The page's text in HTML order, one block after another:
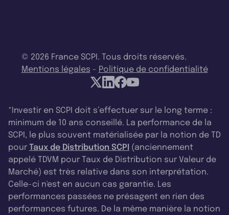
© 2026 France SCPI. Tous droits réservés.
Mentions légales - Politique de confidentialité
*Investir en SCPI doit s’effectuer sur le long terme :
minimum de 10 ans conseillé. La performance de la
SCPI, le plus souvent matérialisée par la notion de TD
pour Taux de Distribution SCPI (anciennement
appelé TDVM pour Taux de Distribution sur Valeur de
Marché) est très relative dans son interprétation.
Celle-ci n'est en aucun cas garantie. Les
performances passées ne présagent en rien des
performances futures. De la même manière la notion